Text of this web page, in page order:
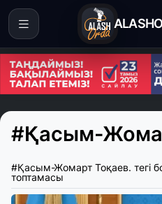
#Қасым-
#Қасым-Жомарт Тоқаев. тегі
топтамасы